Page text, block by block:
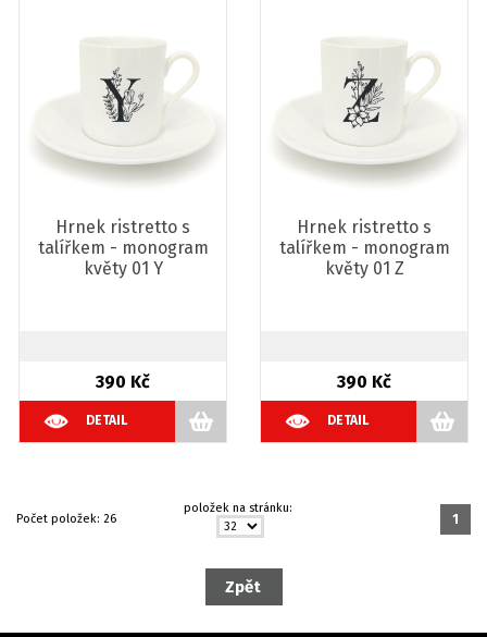
Hrnek ristretto s
talířkem - monogram
květy 01 Y
390 Kč
DETAIL
Hrnek ristretto s
talířkem - monogram
květy 01 Z
390 Kč
DETAIL
Počet položek: 26
položek na stránku:
1